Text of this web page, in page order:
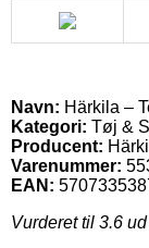
Navn: Härkila –
Kategori: Tøj &
Producent:
Varenummer:
EAN:
Vurderet til 3.6